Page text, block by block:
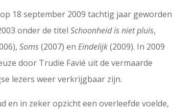
18 september 2009 tachtig jaar geworden
onder de titelSchoonheid is niet pluis,
Soms(2007) enEindelijk(2009). In 2009
door Trudie Favié uit de vermaarde
lezers weer verkrijgbaar zijn.
en in zeker opzicht een overleefde voelde,